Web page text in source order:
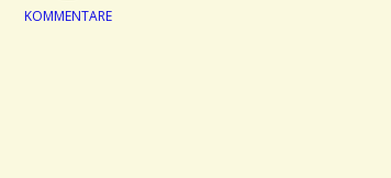
KOMMENTARE